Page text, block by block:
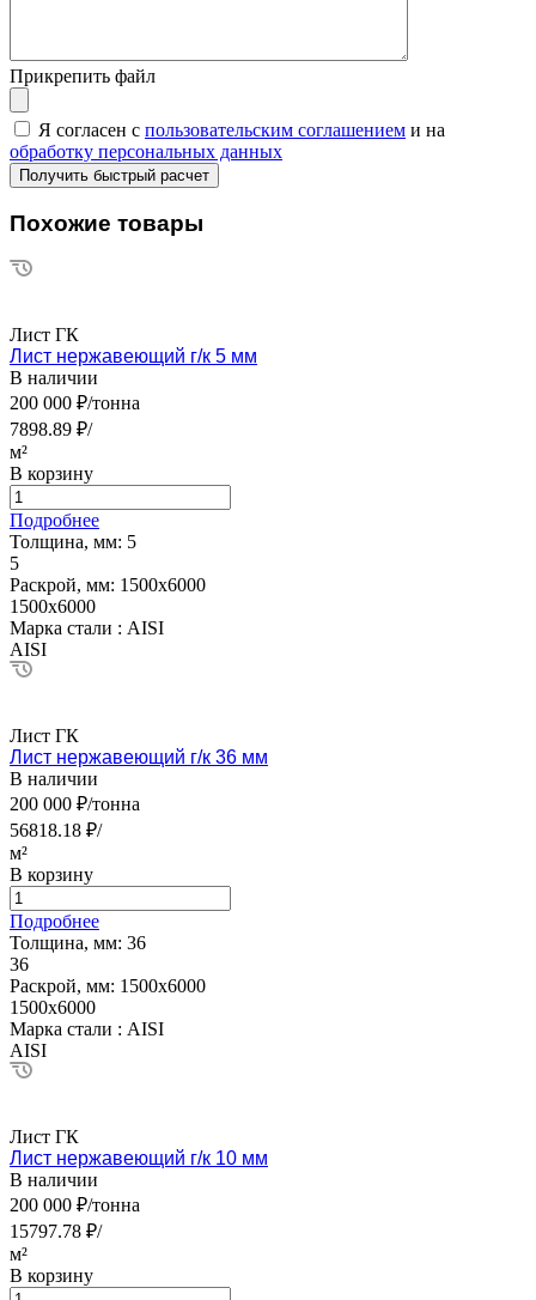
Прикрепить файл
Я согласен с пользовательским соглашением и на
обработку персональных данных
Похожие товары
Лист ГК
Лист нержавеющий г/к 5 мм
В наличии
200 000 ₽/тонна
7898.89 ₽/
м²
В корзину
Подробнее
Толщина, мм: 5
5
Раскрой, мм: 1500х6000
1500х6000
Марка стали : AISI
AISI
Лист ГК
Лист нержавеющий г/к 36 мм
В наличии
200 000 ₽/тонна
56818.18 ₽/
м²
В корзину
Подробнее
Толщина, мм: 36
36
Раскрой, мм: 1500х6000
1500х6000
Марка стали : AISI
AISI
Лист ГК
Лист нержавеющий г/к 10 мм
В наличии
200 000 ₽/тонна
15797.78 ₽/
м²
В корзину